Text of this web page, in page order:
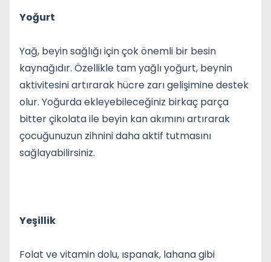
Yoğurt
Yağ, beyin sağlığı için çok önemli bir besin
kaynağıdır. Özellikle tam yağlı yoğurt, beynin
aktivitesini artırarak hücre zarı gelişimine destek
olur. Yoğurda ekleyebileceğiniz birkaç parça
bitter çikolata ile beyin kan akımını artırarak
çocuğunuzun zihnini daha aktif tutmasını
sağlayabilirsiniz.
Yeşillik
Folat ve vitamin dolu, ıspanak, lahana gibi